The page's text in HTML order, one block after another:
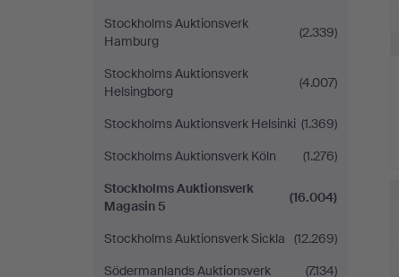
Stockholms Auktionsverk
Hamburg
(2.339)
Stockholms Auktionsverk
Helsingborg
(4.007)
Stockholms Auktionsverk Helsinki (1.369)
Stockholms Auktionsverk Köln
(1.276)
Stockholms Auktionsverk
Magasin 5
(16.004)
Stockholms Auktionsverk Sickla
(12.269)
Södermanlands Auktionsverk
(7.134)